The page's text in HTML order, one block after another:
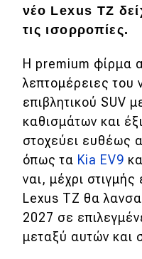
Πρωτότυπα
Ελλάδα
Κόσμος
Τεχνολογία
Ασφάλεια
Αγορά
Απόψεις
Test Drive
νέο Lexus TZ
τις ισορροπίες.
Η premium φίρμα
λεπτομέρειες του
επιβλητικού SUV
καθισμάτων και
στοχεύει ευθέως
όπως τα Kia EV9
ναι, μέχρι στιγμής
Lexus TZ θα
2027 σε
μεταξύ αυτών και